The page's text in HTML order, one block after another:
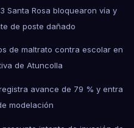
Santa Rosa bloquearon vía y
de poste dañado
de maltrato contra escolar en
de Atuncolla
avance de 79 % y entra
modelación